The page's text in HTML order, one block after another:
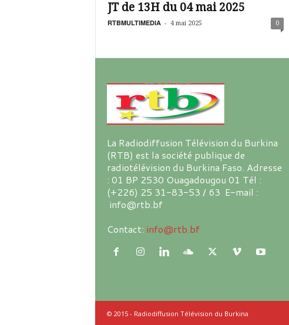
JT de 13H du 04 mai 2025
RTBMULTIMEDIA - 4 mai 2025 0
La Radiodiffusion Télévision du Burkina
(RTB) est la société publique de
radiotélévision du Burkina Faso. Adresse
: 01 BP 2530 Ouagadougou 01 Tél :
(+226) 25 31-83-53 / 63 E-mail :
info@rtb.bf
Contact: info@rtb.bf
© 2015 - Radiodiffusion Télévision du Burkina